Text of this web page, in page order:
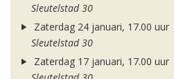
Sleutelstad 30
Zaterdag 24 januari, 17.00 uur
Sleutelstad 30
Zaterdag 17 januari, 17.00 uur